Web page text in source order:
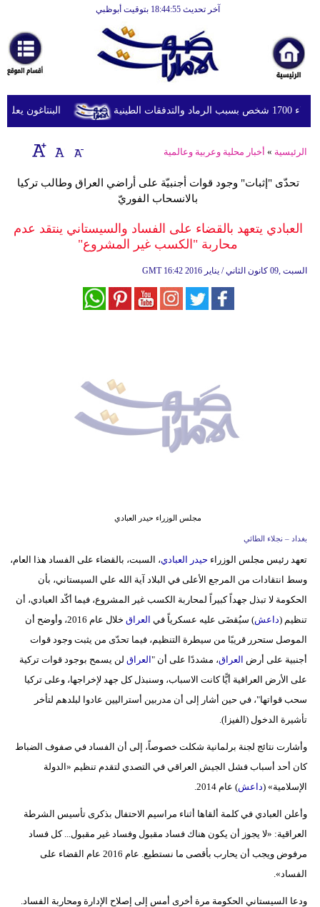
آخر تحديث 18:44:55 بتوقيت أبوظبي
أخبارعاجلة
رياضة
ثقافة
إقتصاد
وموسيقى
أزياء
علوم
وتكنولوجيا
بيئة
مدوَّنات
أبراج
سيارات
البنتاغون يعلن
الرئيسية » أخبار محلية وعربية وعالمية
تحدّى "إثبات" وجود قوات أجنبيّة على أراضي العراق وطالب تركيا
بالانسحاب الفوريّ
العبادي يتعهد بالقضاء على الفساد والسيستاني ينتقد عدم
محاربة "الكسب غير المشروع"
GMT 16:42 2016 السبت ,09 كانون الثاني / يناير
مجلس الوزراء حيدر العبادي
بغداد – نجلاء الطائي
تعهد رئيس مجلس الوزراء حيدر العبادي، السبت، بالقضاء على الفساد هذا العام،
وسط انتقادات من المرجع الأعلى في البلاد آية الله علي السيستاني، بأن
الحكومة لا تبذل جهداً كبيراً لمحاربة الكسب غير المشروع، فيما أكّد العبادي، أن
تنظيم (داعش) سيُقضَى عليه عسكرياً في العراق
خلال عام 2016، وأوضح أن
الموصل ستحرر قريبًا من سيطرة التنظيم، فيما تحدّى من يثبت وجود قوات
أجنبية على أرض العراق، مشددًا على أن "العراق لن يسمح بوجود قوات تركية
على الأرض العراقية أيًّا كانت الاسباب، وسنبذل كل جهد لإخراجها، وعلى تركيا
سحب قواتها"، في حين أشار إلى أن مدربين أستراليين عادوا لبلدهم لتأخر
تأشيرة الدخول (الفيزا).
وأشارت نتائج لجنة برلمانية شكلت خصوصاً، إلى أن الفساد في صفوف الضباط
كان أحد أسباب فشل الجيش العراقي في التصدي لتقدم تنظيم «الدولة
الإسلامية» (داعش) عام 2014.
وأعلن العبادي في كلمة ألقاها أثناء مراسيم الاحتفال بذكرى تأسيس الشرطة
العراقية: «لا يجوز أن يكون هناك فساد مقبول وفساد غير مقبول... كل فساد
مرفوض ويجب أن يحارب بأقصى ما نستطيع. عام 2016 عام القضاء على
الفساد».
ودعا السيستاني الحكومة مرة أخرى أمس إلى إصلاح الإدارة ومحاربة الفساد.